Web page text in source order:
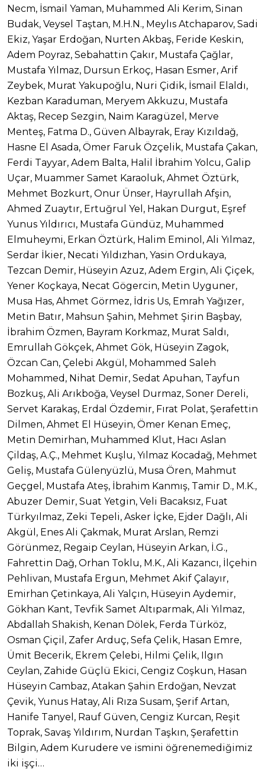
Necm, İsmail Yaman, Muhammed Ali Kerim, Sinan
Budak, Veysel Taştan, M.H.N., Meylıs Atchaparov, Sadi
Ekiz, Yaşar Erdoğan, Nurten Akbaş, Feride Keskin,
Adem Poyraz, Sebahattin Çakır, Mustafa Çağlar,
Mustafa Yılmaz, Dursun Erkoç, Hasan Esmer, Arif
Zeybek, Murat Yakupoğlu, Nuri Çidik, İsmail Elaldı,
Kezban Karaduman, Meryem Akkuzu, Mustafa
Aktaş, Recep Sezgin, Naim Karagüzel, Merve
Menteş, Fatma D., Güven Albayrak, Eray Kızıldağ,
Hasne El Asada, Ömer Faruk Özçelik, Mustafa Çakan,
Ferdi Tayyar, Adem Balta, Halil İbrahim Yolcu, Galip
Uçar, Muammer Samet Karaoluk, Ahmet Öztürk,
Mehmet Bozkurt, Onur Ünser, Hayrullah Afşin,
Ahmed Zuaytır, Ertuğrul Yel, Hakan Durgut, Eşref
Yunus Yıldırıcı, Mustafa Gündüz, Muhammed
Elmuheymi, Erkan Öztürk, Halim Eminol, Ali Yılmaz,
Serdar İkier, Necati Yıldızhan, Yasin Ordukaya,
Tezcan Demir, Hüseyin Azuz, Adem Ergin, Ali Çiçek,
Yener Koçkaya, Necat Gögercin, Metin Uyguner,
Musa Has, Ahmet Görmez, İdris Us, Emrah Yağızer,
Metin Batır, Mahsun Şahin, Mehmet Şirin Başbay,
İbrahim Özmen, Bayram Korkmaz, Murat Saldı,
Emrullah Gökçek, Ahmet Gök, Hüseyin Zagok,
Özcan Can, Çelebi Akgül, Mohammed Saleh
Mohammed, Nihat Demir, Sedat Apuhan, Tayfun
Bozkuş, Ali Arıkboğa, Veysel Durmaz, Soner Dereli,
Servet Karakaş, Erdal Özdemir, Fırat Polat, Şerafettin
Dilmen, Ahmet El Hüseyin, Ömer Kenan Emeç,
Metin Demirhan, Muhammed Klut, Hacı Aslan
Çildaş, A.Ç., Mehmet Kuşlu, Yılmaz Kocadağ, Mehmet
Geliş, Mustafa Gülenyüzlü, Musa Ören, Mahmut
Geçgel, Mustafa Ateş, İbrahim Kanmış, Tamir D., M.K.,
Abuzer Demir, Suat Yetgin, Veli Bacaksız, Fuat
Türkyılmaz, Zeki Tepeli, Asker İçke, Ejder Dağlı, Ali
Akgül, Enes Ali Çakmak, Murat Arslan, Remzi
Görünmez, Regaip Ceylan, Hüseyin Arkan, İ.G.,
Fahrettin Dağ, Orhan Toklu, M.K., Ali Kazancı, İlçehin
Pehlivan, Mustafa Ergun, Mehmet Akif Çalayır,
Emirhan Çetinkaya, Ali Yalçın, Hüseyin Aydemir,
Gökhan Kant, Tevfik Samet Altıparmak, Ali Yılmaz,
Abdallah Shakish, Kenan Dölek, Ferda Türköz,
Osman Çiçil, Zafer Arduç, Sefa Çelik, Hasan Emre,
Ümit Becerik, Ekrem Çelebi, Hilmi Çelik, Ilgın
Ceylan, Zahide Güçlü Ekici, Cengiz Coşkun, Hasan
Hüseyin Cambaz, Atakan Şahin Erdoğan, Nevzat
Çevik, Yunus Hatay, Ali Rıza Susam, Şerif Artan,
Hanife Tanyel, Rauf Güven, Cengiz Kurcan, Reşit
Toprak, Savaş Yıldırım, Nurdan Taşkın, Şerafettin
Bilgin, Adem Kurudere ve ismini öğrenemediğimiz
iki işçi…